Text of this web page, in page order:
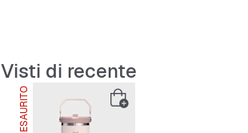
Visti di recente
ESAURITO